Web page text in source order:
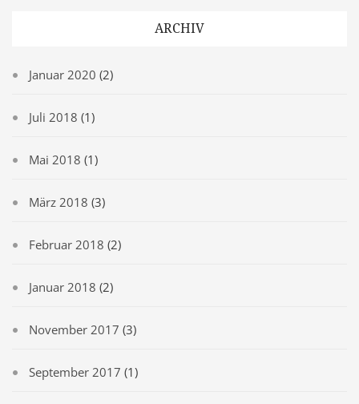
ARCHIV
Januar 2020 (2)
Juli 2018 (1)
Mai 2018 (1)
März 2018 (3)
Februar 2018 (2)
Januar 2018 (2)
November 2017 (3)
September 2017 (1)